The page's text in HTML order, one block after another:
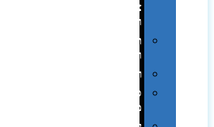
ומכתביות
תערוכות
וכנסים
רמקולים
סוכריות
ממותגות